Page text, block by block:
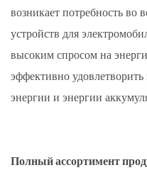
возникает потребность во
устройств для
высоким спросом на
эффективно
энергии и энергии
Полный ассортимент